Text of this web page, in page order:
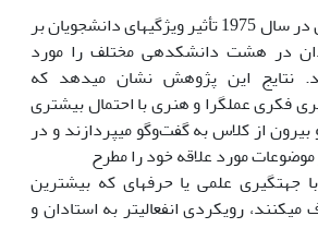
و همکاران در سال 1975 تأثیر ویژگی­های دانشجویان بر
در هشت دانشکده­ی مختلف را مورد
نتایج این پژوهش نشان می­دهد که
فکری عمل­گرا و هنری با احتمال بیشتری
بیرون از کلاس به گفت‌وگو می­پردازند و در
مورد علاقه خود را مطرح
جهت­گیری علمی یا حرفه­ای که بیشترین
رویکردی انفعالی­تر به استادان و